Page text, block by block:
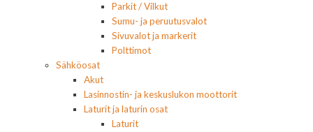
Parkit / Vilkut
Sumu- ja peruutusvalot
Sivuvalot ja markerit
Polttimot
Sähköosat
Akut
Lasinnostin- ja keskuslukon moottorit
Laturit ja laturin osat
Laturit